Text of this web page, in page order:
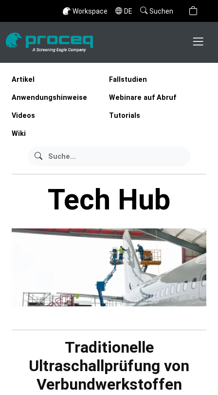
Workspace DE Suchen
Artikel Fallstudien
Anwendungshinweise Webinare auf Abruf
Videos Tutorials
Wiki
Tech Hub
Traditionelle
Ultraschallprüfung von
Verbundwerkstoffen